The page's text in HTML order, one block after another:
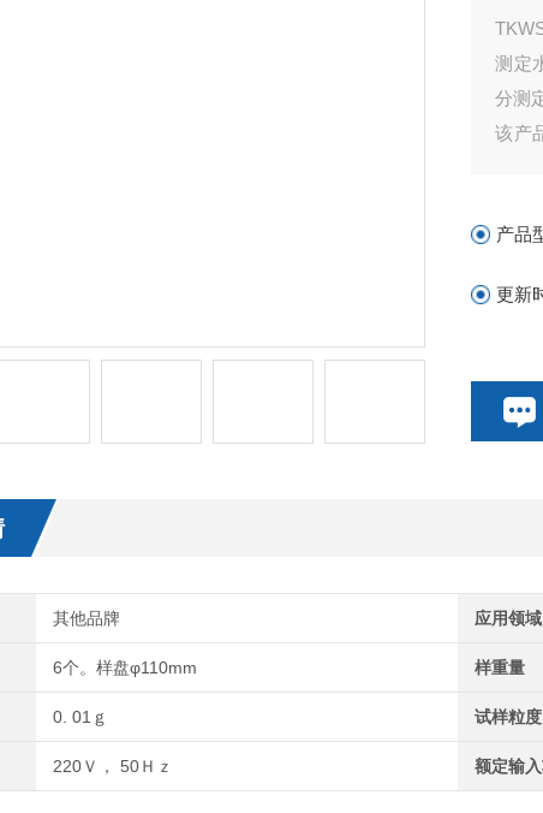
测定
分测
该产
产品
更新
其他品牌 应用领域
6个。样盘φ110mm 样重量
0. 01ｇ 试样粒度
220Ｖ， 50Ｈｚ 额定输